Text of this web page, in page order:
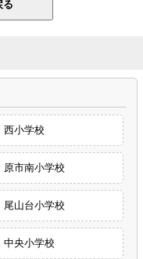
西小学校
原市南小学校
尾山台小学校
中央小学校